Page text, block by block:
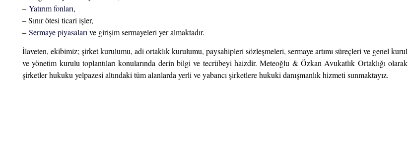
– Yatırım fonları,
– Sınır ötesi ticari işler,
– Sermaye piyasaları ve girişim sermayeleri yer almaktadır.
İlaveten, ekibimiz; şirket kurulumu, adi ortaklık kurulumu, paysahipleri sözleşmeleri, sermaye artımı süreçleri ve genel kurul
ve yönetim kurulu toplantıları konularında derin bilgi ve tecrübeyi haizdir. Meteoğlu & Özkan Avukatlık Ortaklığı olarak
şirketler hukuku yelpazesi altındaki tüm alanlarda yerli ve yabancı şirketlere hukuki danışmanlık hizmeti sunmaktayız.